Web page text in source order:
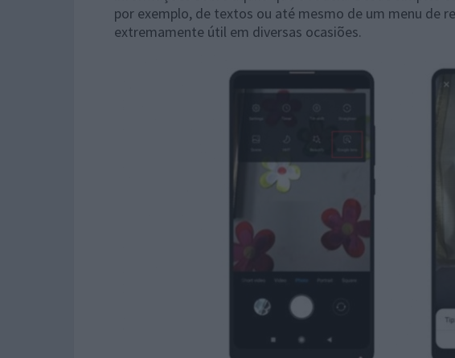
por exemplo, de textos ou até mesmo de um menu de
extremamente útil em diversas ocasiões.